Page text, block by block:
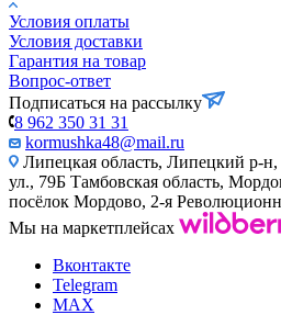
Условия оплаты
Условия доставки
Гарантия на товар
Вопрос-ответ
Подписаться на рассылку
8 962 350 31 31
kormushka48@mail.ru
Липецкая область, Липецкий р-
ул., 79Б Тамбовская область,
посёлок Мордово, 2-я
Мы на маркетплейсах
Вконтакте
Telegram
MAX